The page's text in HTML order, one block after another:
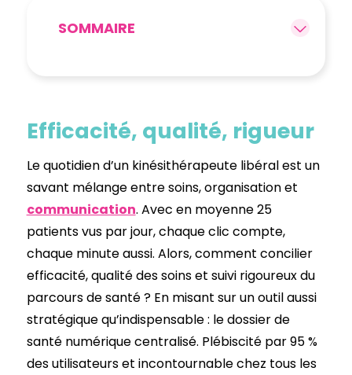
SOMMAIRE
Efficacité, qualité, rigueur
Le quotidien d’un kinésithérapeute libéral est un
savant mélange entre soins, organisation et
communication. Avec en moyenne 25
patients vus par jour, chaque clic compte,
chaque minute aussi. Alors, comment concilier
efficacité, qualité des soins et suivi rigoureux du
parcours de santé ? En misant sur un outil aussi
stratégique qu’indispensable : le dossier de
santé numérique centralisé. Plébiscité par 95 %
des utilisateurs et incontournable chez tous les